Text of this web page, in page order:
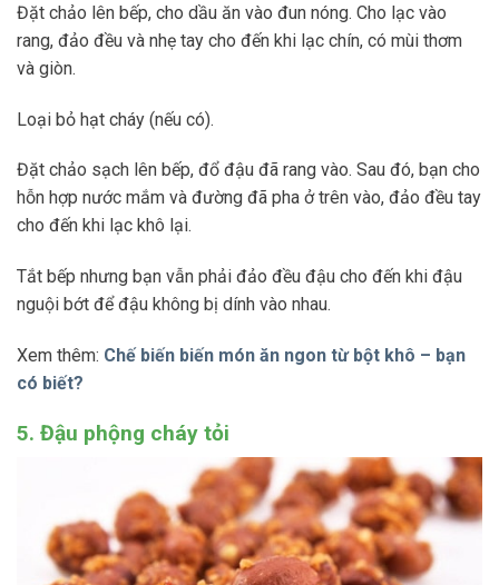
Đặt chảo lên bếp, cho dầu ăn vào đun nóng. Cho lạc vào
rang, đảo đều và nhẹ tay cho đến khi lạc chín, có mùi thơm
và giòn.
Loại bỏ hạt cháy (nếu có).
Đặt chảo sạch lên bếp, đổ đậu đã rang vào. Sau đó, bạn cho
hỗn hợp nước mắm và đường đã pha ở trên vào, đảo đều tay
cho đến khi lạc khô lại.
Tắt bếp nhưng bạn vẫn phải đảo đều đậu cho đến khi đậu
nguội bớt để đậu không bị dính vào nhau.
Xem thêm: Chế biến biến món ăn ngon từ bột khô – bạn
có biết?
5. Đậu phộng cháy tỏi